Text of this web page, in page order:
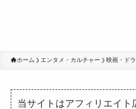
ホーム エンタメ・カルチャー 映画・ド
当サイトはアフィリエイト